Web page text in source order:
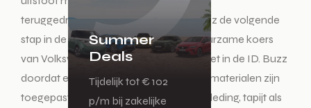
Summer
Deals
Tijdelijk tot € 102
p/m bij zakelijke
teruggedrongen. Daarmee is de ID. Buzz de volgende
stap in de realisatie van dat doel. De duurzame koers
van Volkswagen wordt verder voortgezet in de ID. Buzz
doordat er geen leer of andere dierlijke materialen zijn
toegepast in het interieur. Zowel de bekleding, tapijt als